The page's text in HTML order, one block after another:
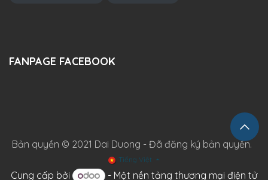
FANPAGE FACEBOOK
Bản quyền © 2021 Dai Duong - Đã đăng ký bản quyền.
Tiếng Việt
Cung cấp bởi - Một nền tảng thương mại điện tử